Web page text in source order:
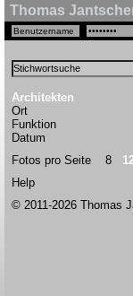
Thomas
Architekten
Ort
Funktion
Datum
Fotos pro Seite 8
Help
© 2011-2026 Thomas